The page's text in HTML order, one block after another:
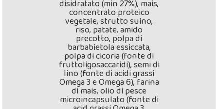
disidratato (min 27%), mais,
concentrato proteico
vegetale, strutto suino,
riso, patate, amido
precotto, polpa di
barbabietola essiccata,
polpa di cicoria (fonte di
fruttoligosaccaridi), semi di
lino (fonte di acidi grassi
Omega 3 e Omega 6), farina
di mais, olio di pesce
microincapsulato (fonte di